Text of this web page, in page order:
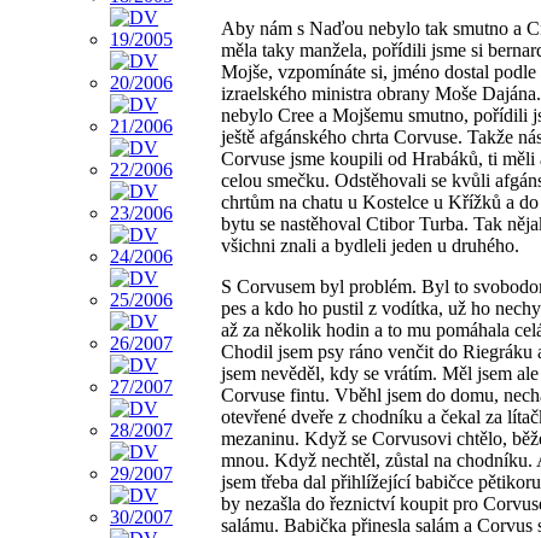
Aby nám s Naďou nebylo tak smutno a
měla taky manžela, pořídili jsme si
Mojše, vzpomínáte si, jméno dostal podle
izraelského ministra obrany Moše
nebylo Cree a Mojšemu smutno, pořídili
ještě afgánského chrta Corvuse. Takže
Corvuse jsme koupili od Hrabáků, ti měli
celou smečku. Odstěhovali se kvůli
chrtům na chatu u Kostelce u Křížků a
bytu se nastěhoval Ctibor Turba. Tak
všichni znali a bydleli jeden u druhého.
S Corvusem byl problém. Byl to
pes a kdo ho pustil z vodítka, už ho
až za několik hodin a to mu pomáhala
Chodil jsem psy ráno venčit do Riegráku
jsem nevěděl, kdy se vrátím. Měl jsem
Corvuse fintu. Vběhl jsem do domu,
otevřené dveře z chodníku a čekal za
mezaninu. Když se Corvusovi chtělo,
mnou. Když nechtěl, zůstal na chodníku.
jsem třeba dal přihlížející babičce
by nezašla do řeznictví koupit pro
salámu. Babička přinesla salám a Corvus